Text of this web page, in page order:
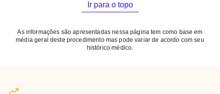
Ir para o topo
As informações são apresentadas nessa página tem como base em
média geral deste procedimento mas pode variar de acordo com seu
histórico médico.